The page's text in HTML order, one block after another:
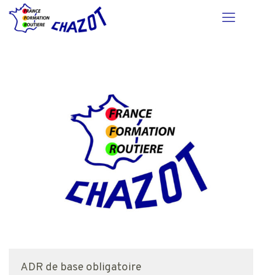
ADR de base obligatoire